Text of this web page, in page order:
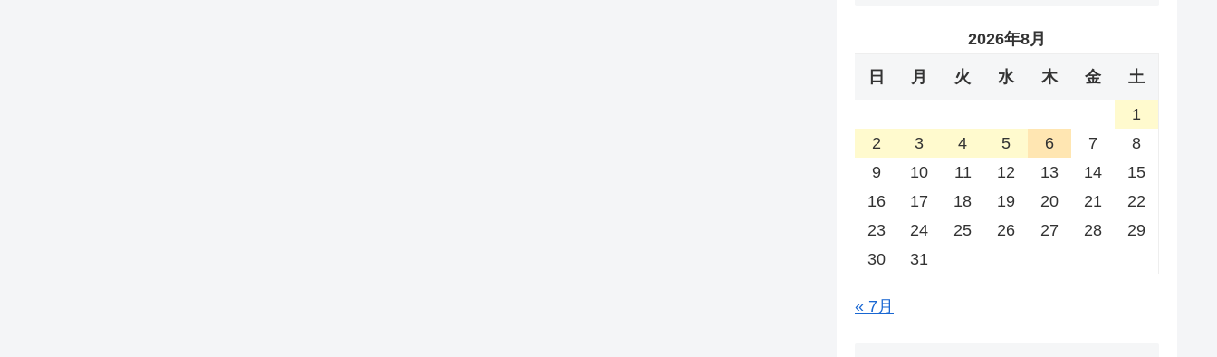
2026年8月
日 月 火 水 木 金 土
1
2
3 4 5 6 7
8
9
10 11 12 13 14
15
16
17 18 19 20 21
22
23
24 25 26 27 28
29
30
31
« 7月